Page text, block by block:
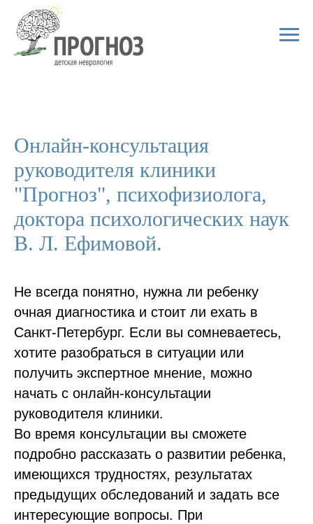
Онлайн-консультация
руководителя клиники
"Прогноз", психофизиолога,
доктора психологических наук
В. Л. Ефимовой.
Не всегда понятно, нужна ли ребенку
очная диагностика и стоит ли ехать в
Санкт-Петербург. Если вы сомневаетесь,
хотите разобраться в ситуации или
получить экспертное мнение, можно
начать с онлайн-консультации
руководителя клиники.
Во время консультации вы сможете
подробно рассказать о развитии ребенка,
имеющихся трудностях, результатах
предыдущих обследований и задать все
интересующие вопросы. При